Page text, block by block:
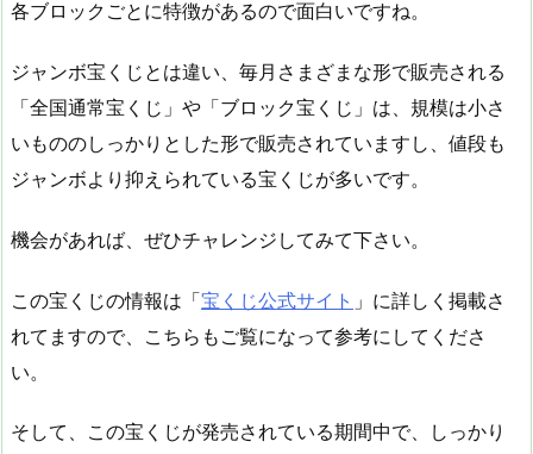
各ブロックごとに特徴があるので面白いですね。
ジャンボ宝くじとは違い、毎月さまざまな形で販売される
「全国通常宝くじ」や「ブロック宝くじ」は、規模は小さ
いもののしっかりとした形で販売されていますし、値段も
ジャンボより抑えられている宝くじが多いです。
機会があれば、ぜひチャレンジしてみて下さい。
この宝くじの情報は「宝くじ公式サイト 」に詳しく掲載さ
れてますので、こちらもご覧になって参考にしてくださ
い。
そして、この宝くじが発売されている期間中で、しっかり